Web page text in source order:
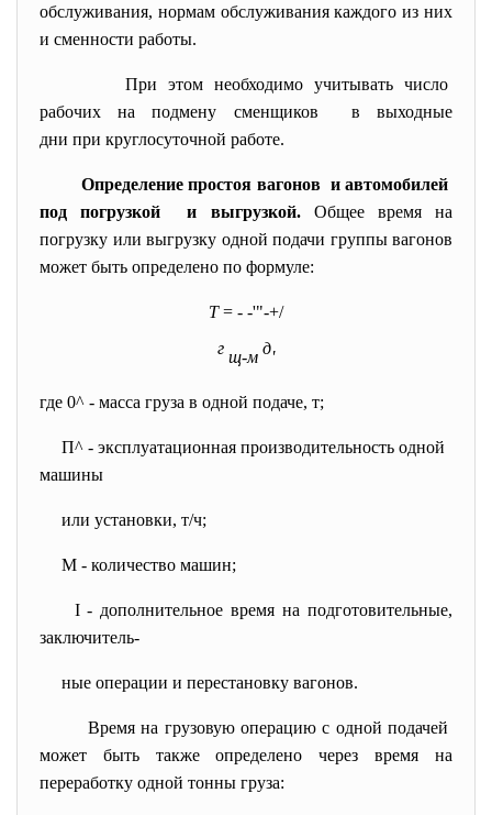
обслуживания, нормам обслуживания каждого из них
и сменности работы.
При этом необходимо учитывать число
рабочих на подмену сменщиков в выходные
дни при круглосуточной работе.
Определение простоя вагонов и автомобилей
под погрузкой и выгрузкой.Общее время на
погрузку или выгрузку одной подачи группы вагонов
может быть определено по формуле:
Т = - -'"-+/
г щ-м д'
где 0^ - масса груза в одной подаче, т;
П^ - эксплуатационная производительность одной
машины
или установки, т/ч;
М - количество машин;
I - дополнительное время на подготовительные,
заключитель-
ные операции и перестановку вагонов.
Время на грузовую операцию с одной подачей
может быть также определено через время на
переработку одной тонны груза: